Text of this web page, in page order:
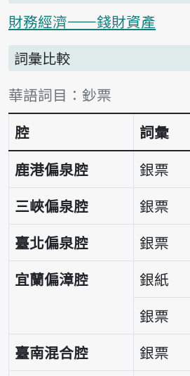
財務經濟——錢財資產
詞彙比較
詞彙比較表
華語詞目：鈔票
腔
詞彙
鹿港偏泉腔
銀票
三峽偏泉腔
銀票
臺北偏泉腔
銀票
宜蘭偏漳腔
銀紙
銀票
臺南混合腔
銀票